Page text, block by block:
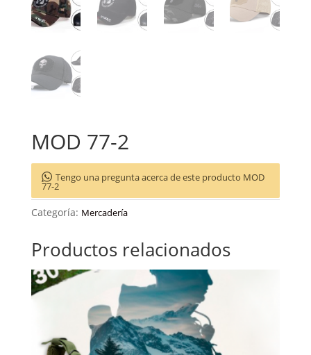
MOD 77-2
Tengo una pregunta acerca de este producto MOD
77-2
Categoría: Mercadería
Productos relacionados